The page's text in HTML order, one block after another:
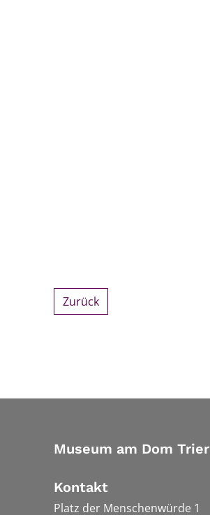
Zurück
Museum am Dom Trier
Kontakt
Platz der Menschenwürde 1